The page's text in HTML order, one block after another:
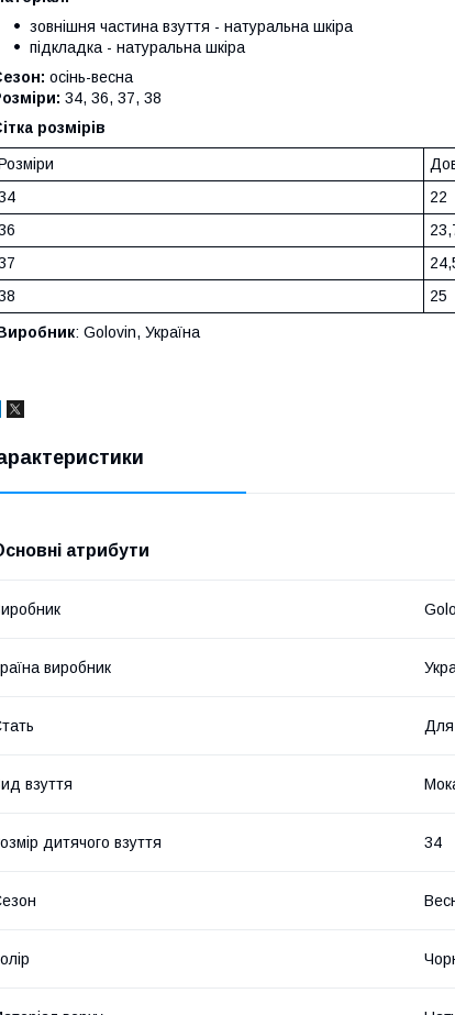
зовнішня частина взуття - натуральна шкіра
підкладка - натуральна шкіра
осінь-весна
34, 36, 37, 38
розмірів
22
25
: Golovin, Україна
атрибути
виробник
Для
взуття
дитячого взуття 34